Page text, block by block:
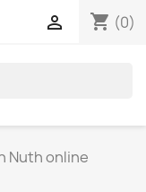
shopping_cart (0)

Nuth online